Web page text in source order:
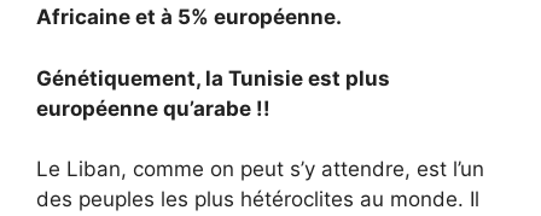
Africaine et à 5% européenne.
Génétiquement, la Tunisie est plus
européenne qu’arabe !!
Le Liban, comme on peut s’y attendre, est l’un
des peuples les plus hétéroclites au monde. Il